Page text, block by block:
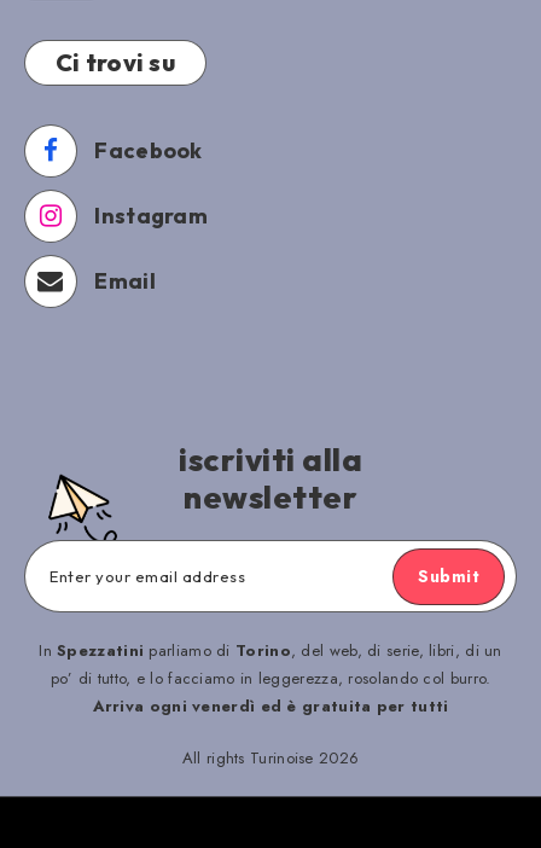
Ci trovi su
Facebook
Instagram
Email
iscriviti alla
newsletter
Submit
InSpezzatini parliamo di Torino, del web, di serie, libri, di un
po’ di tutto, e lo facciamo in leggerezza, rosolando col burro.
Arriva ogni venerdì ed è gratuita per tutti
All rights Turinoise 2026